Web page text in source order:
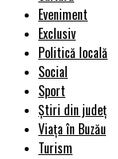
Eveniment
Exclusiv
Politică locală
Social
Sport
Știri din județ
Viața în Buzău
Turism